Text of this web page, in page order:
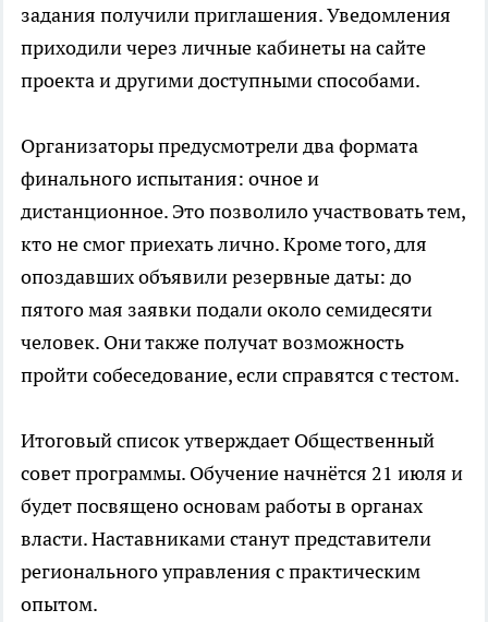
задания получили приглашения. Уведомления
приходили через личные кабинеты на сайте
проекта и другими доступными способами.
Организаторы предусмотрели два формата
финального испытания: очное и
дистанционное. Это позволило участвовать тем,
кто не смог приехать лично. Кроме того, для
опоздавших объявили резервные даты: до
пятого мая заявки подали около семидесяти
человек. Они также получат возможность
пройти собеседование, если справятся с тестом.
Итоговый список утверждает Общественный
совет программы. Обучение начнётся 21 июля и
будет посвящено основам работы в органах
власти. Наставниками станут представители
регионального управления с практическим
опытом.